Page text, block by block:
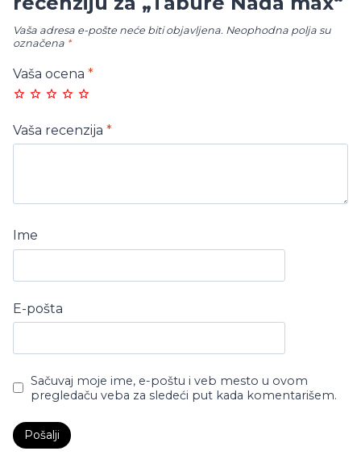
Vaša adresa e-pošte neće biti objavljena. Neophodna polja su
označena *
Vaša ocena *
Vaša recenzija *
Ime
E-pošta
Sačuvaj moje ime, e-poštu i veb mesto u ovom
pregledaču veba za sledeći put kada komentarišem.